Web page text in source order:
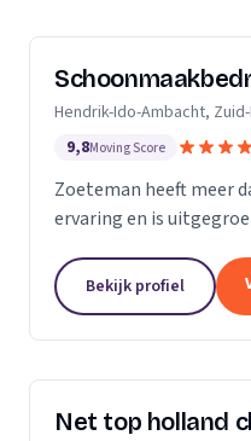
Hendrik-Ido-Ambacht,
9,8Moving Score
Zoeteman heeft meer
ervaring en is
medewerkers zijn we
Bekijk profiel
Net top holland